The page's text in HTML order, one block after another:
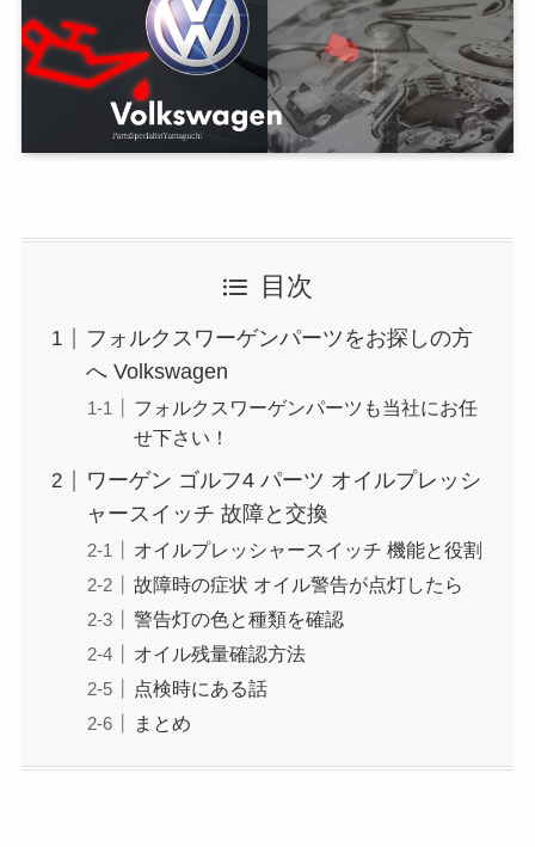
目次
フォルクスワーゲンパーツをお探しの方
へ Volkswagen
フォルクスワーゲンパーツも当社にお任
せ下さい！
ワーゲン ゴルフ4 パーツ オイルプレッシ
ャースイッチ 故障と交換
オイルプレッシャースイッチ 機能と役割
故障時の症状 オイル警告が点灯したら
警告灯の色と種類を確認
オイル残量確認方法
点検時にある話
まとめ